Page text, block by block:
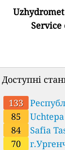
Service
Доступні
133
85
84
70
г.Ургенч ул. Ж. Мангуберды